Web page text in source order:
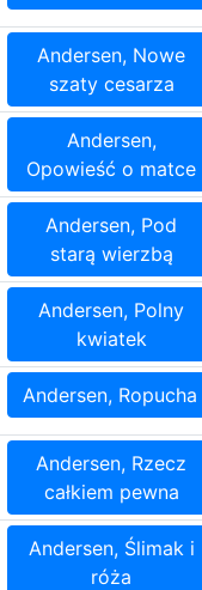
Andersen, Nowe
szaty cesarza
Andersen,
Opowieść o matce
Andersen, Pod
starą wierzbą
Andersen, Polny
kwiatek
Andersen, Ropucha
Andersen, Rzecz
całkiem pewna
Andersen, Ślimak i
róża